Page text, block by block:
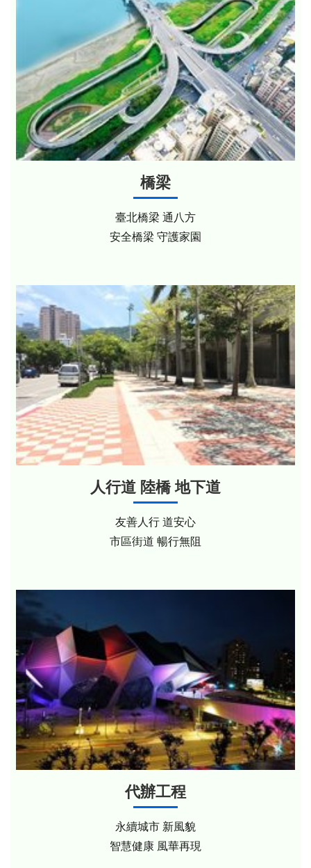
橋梁
臺北橋梁 通八方
安全橋梁 守護家園
人行道 陸橋 地下道
友善人行 道安心
市區街道 暢行無阻
代辦工程
永續城市 新風貌
智慧健康 風華再現